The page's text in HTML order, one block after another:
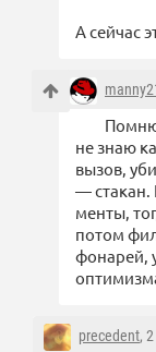
А сейчас
не знаю
вызов,
— стакан.
менты,
потом
фонарей,
precedent,